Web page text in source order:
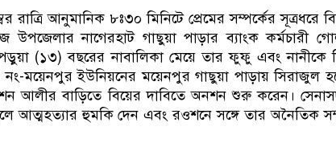
রাত্রি আনুমানিক ৮ঃ৩০ মিনিটে প্রেমের সম্পর্কের সূত্রধরে
উপজেলার নাগেরহাট গাছুয়া পাড়ার ব্যাংক কর্মচারী
পড়ুয়া (১৩) বছরের নাবালিকা মেয়ে তার ফুফু এবং নানীকে
ময়েনপুর ইউনিয়নের ময়েনপুর গাছুয়া পাড়ায় সিরাজুল
আলীর বাড়িতে বিয়ের দাবিতে অনশন শুরু করেন।
আত্মহত্যার হুমকি দেন এবং রওশনে সঙ্গে তার অনৈতিক